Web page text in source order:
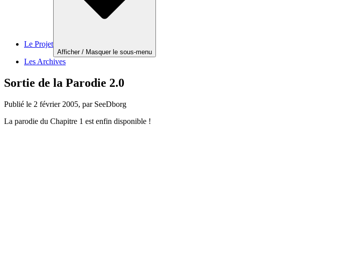
Le Projet
Afficher / Masquer le sous-menu
Les Archives
Sortie de la Parodie 2.0
Publié le 2 février 2005, par SeeDborg
La parodie du Chapitre 1 est enfin disponible !